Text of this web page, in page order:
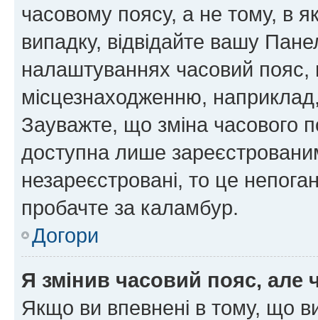
часовому поясу, а не тому, в
випадку, відвідайте вашу
налаштуваннях часовий пояс,
місцезнаходженню,
Зауважте, що зміна часового
доступна лише
незареєстровані, то це
пробачте за каламбур.
Догори
Я змінив часовий пояс, але
Якщо ви впевнені в тому, що